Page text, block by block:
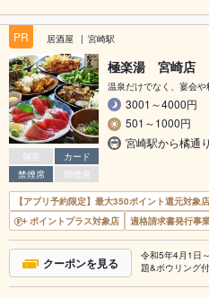
PR 居酒屋 宮崎駅
個室
カード
禁煙席
喫煙席
極楽湯 宮崎店
温泉だけでなく、宴会や
3001～4000円
501～1000円
宮崎駅から橘通
【アプリ予約限定】最大350ポイント還元対象店
ポイントプラス対象店
適格請求書発行事
クーポンを見る
令和5年4月1日
題&ボウリング